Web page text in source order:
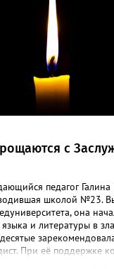
с
педагог Галина
школой №23.
она
и литературы в
При её поддержке